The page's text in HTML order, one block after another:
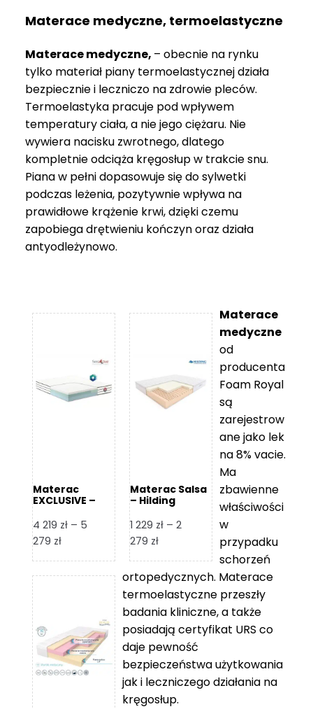
Materace medyczne, termoelastyczne
Materace medyczne, – obecnie na rynku
tylko materiał piany termoelastycznej działa
bezpiecznie i leczniczo na zdrowie pleców.
Termoelastyka pracuje pod wpływem
temperatury ciała, a nie jego ciężaru. Nie
wywiera nacisku zwrotnego, dlatego
kompletnie odciąża kręgosłup w trakcie snu.
Piana w pełni dopasowuje się do sylwetki
podczas leżenia, pozytywnie wpływa na
prawidłowe krążenie krwi, dzięki czemu
zapobiega drętwieniu kończyn oraz działa
antyodleżynowo.
Materac
EXCLUSIVE –
4 219 zł – 5
279 złZakres
od
5
279 zł
Materac Salsa
– Hilding
1 229 zł – 2
279 złZakres
od
1
229 zł
2
279 zł
Materace
medyczne
od
producenta
Foam Royal
są
zarejestrow
ane jako lek
na 8% vacie.
Ma
zbawienne
właściwości
w
przypadku
schorzeń
ortopedycznych. Materace
termoelastyczne przeszły
badania kliniczne, a także
posiadają certyfikat URS co
daje pewność
bezpieczeństwa użytkowania
jak i leczniczego działania na
kręgosłup.